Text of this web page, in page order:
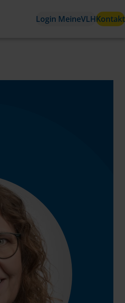
Login MeineVLHKontakt